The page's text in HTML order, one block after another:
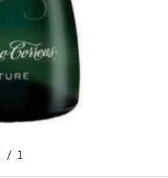
/ 1